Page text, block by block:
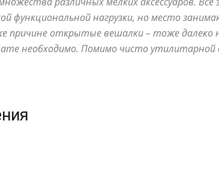
квартирах
функциональной нагрузки, но место
причине открытые вешалки – тоже
необходимо. Помимо чисто